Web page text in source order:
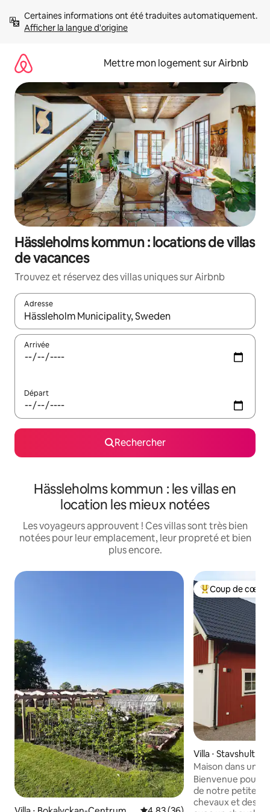
directement
Afficher la langue d'origine
Mettre mon logement sur Airbnb
Hässleholms kommun : locations de villas
de vacances
Trouvez et réservez des villas uniques sur Airbnb
Adresse
Lorsque les résultats s'affichent, utilisez les flèches vers le
Arrivée
Départ
Rechercher
Hässleholms kommun : les villas en
location les mieux notées
Les voyageurs approuvent ! Ces villas sont très bien
notées pour leur emplacement, leur propreté et bien
plus encore.
Coups de cœur
Coup de cœur
Villa ⋅ Stavshult
Maison dans un
rural
Bienvenue pour
de notre petite
chevaux et des